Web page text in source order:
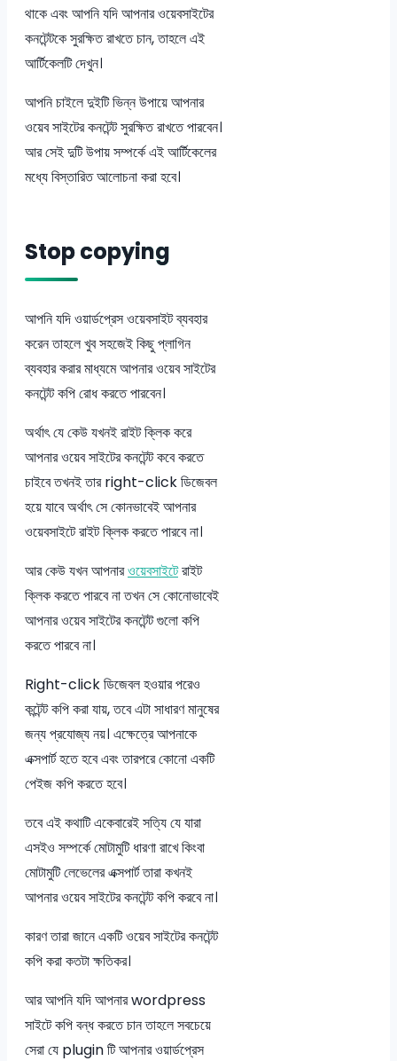
থাকে এবং আপনি যদি আপনার ওয়েবসাইটের
কনটেন্টকে সুরক্ষিত রাখতে চান, তাহলে এই
আর্টিকেলটি দেখুন।
আপনি চাইলে দুইটি ভিন্ন উপায়ে আপনার
ওয়েব সাইটের কনটেন্ট সুরক্ষিত রাখতে পারবেন।
আর সেই দুটি উপায় সম্পর্কে এই আর্টিকেলের
মধ্যে বিস্তারিত আলোচনা করা হবে।
Stop copying
আপনি যদি ওয়ার্ডপ্রেস ওয়েবসাইট ব্যবহার
করেন তাহলে খুব সহজেই কিছু প্লাগিন
ব্যবহার করার মাধ্যমে আপনার ওয়েব সাইটের
কনটেন্ট কপি রোধ করতে পারবেন।
অর্থাৎ যে কেউ যখনই রাইট ক্লিক করে
আপনার ওয়েব সাইটের কনটেন্ট কবে করতে
চাইবে তখনই তার right-click ডিজেবল
হয়ে যাবে অর্থাৎ সে কোনভাবেই আপনার
ওয়েবসাইটে রাইট ক্লিক করতে পারবে না।
আর কেউ যখন আপনারওয়েবসাইটেরাইট
ক্লিক করতে পারবে না তখন সে কোনোভাবেই
আপনার ওয়েব সাইটের কনটেন্ট গুলো কপি
করতে পারবে না।
Right-click ডিজেবল হওয়ার পরেও
কন্টেন্ট কপি করা যায়, তবে এটা সাধারণ মানুষের
জন্য প্রযোজ্য নয়। এক্ষেত্রে আপনাকে
এক্সপার্ট হতে হবে এবং তারপরে কোনো একটি
পেইজ কপি করতে হবে।
তবে এই কথাটি একেবারেই সত্যি যে যারা
এসইও সম্পর্কে মোটামুটি ধারণা রাখে কিংবা
মোটামুটি লেভেলের এক্সপার্ট তারা কখনই
আপনার ওয়েব সাইটের কনটেন্ট কপি করবে না।
কারণ তারা জানে একটি ওয়েব সাইটের কনটেন্ট
কপি করা কতটা ক্ষতিকর।
আর আপনি যদি আপনার wordpress
সাইটে কপি বন্ধ করতে চান তাহলে সবচেয়ে
সেরা যে plugin টি আপনার ওয়ার্ডপ্রেস